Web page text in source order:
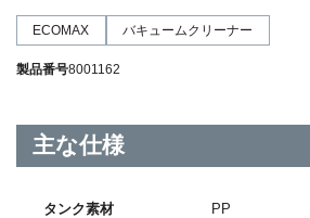
ECOMAX バキュームクリーナー
製品番号8001162
主な仕様
タンク素材 PP